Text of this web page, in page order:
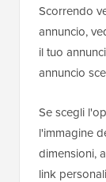
Scorrendo
annuncio,
il tuo
annuncio
Se scegli
l'immagine
dimensioni,
link